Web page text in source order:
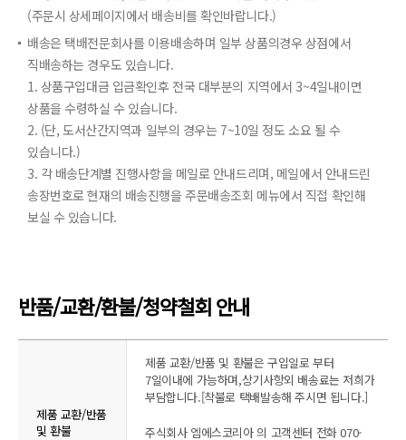
(주문시 상세페이지에서 배송비를 확인바랍니다.)
배송은 택배전문회사를 이용배송하며 일부 상품의경우 상점에서
직배송하는 경우도 있습니다.
1. 상품구입대금 입금확인후 전국 대부분의 지역에서 3~4일내이면
상품을 수령하실 수 있습니다.
2. (단, 도서산간지역과 일부의 경우는 7~10일 정도 소요 될 수
있습니다.)
3. 각 배송단계별 진행사항을 메일로 안내드리며, 메일에서 안내드린
송장번호로 현재의 배송진행을 주문배송조회 메뉴에서 직접 확인해
보실 수 있습니다.
반품/교환/환불/청약철회 안내
제품 교환/반품
및 환불
제품 교환/반품 및 환불은 구입일로 부터
7일이내에 가능하며,상기사항외 배송료는 저희가
부담합니다.[착불로 택배발송해 주시면 됩니다.]
주식회사 엠에스코리아 의 고객센터 전화 070-